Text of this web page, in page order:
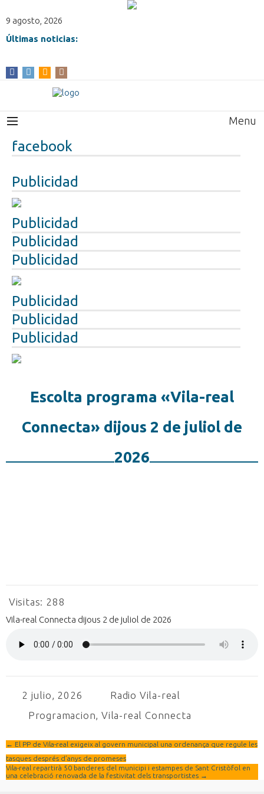
9 agosto, 2026
Últimas noticias:
Menu
facebook
Publicidad
Publicidad
Publicidad
Publicidad
Publicidad
Publicidad
Publicidad
Escolta programa «Vila-real
Connecta» dijous 2 de juliol de
2026
Visitas: 288
Vila-real Connecta dijous 2 de juliol de 2026
2 julio, 2026
Radio Vila-real
Programacion,Vila-real Connecta
← El PP de Vila-real exigeix al govern municipal una ordenança que regule les
tasques després d’anys de promeses
Vila-real repartirà 50 banderes del municipi i estampes de Sant Cristòfol en
una celebració renovada de la festivitat dels transportistes →